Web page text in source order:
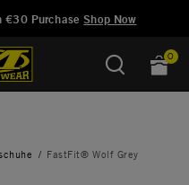
€30 PurchaseShop Now
0
FastFit® Wolf Grey
verwalten